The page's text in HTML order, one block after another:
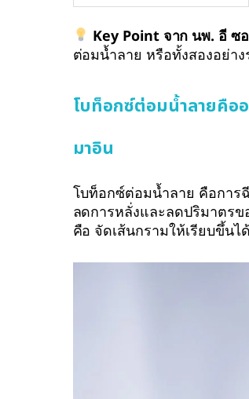
Key Point จาก นพ. อี ซ
ต่อมน้ำลาย หรือทั้งสองอย่า
โบท็อกซ์ต่อมน้ำลายคือ
มาอิน
โบท็อกซ์ต่อมน้ำลาย คือการ
ลดการหลั่งและลดปริมาตร
คือ จัดเส้นกรามให้เรียบขึ้น